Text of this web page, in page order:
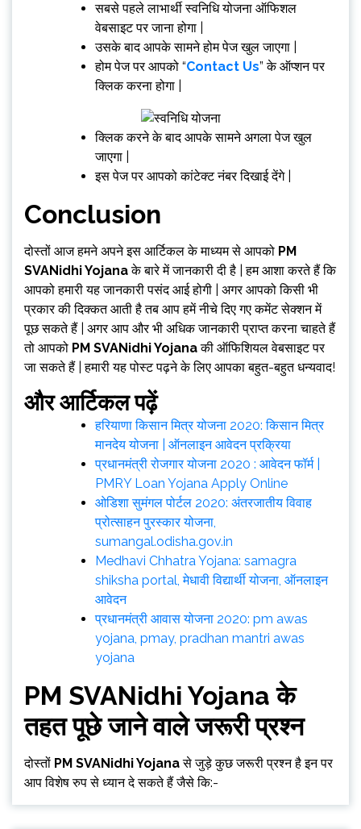
सबसे पहले लाभार्थी स्वनिधि योजना ऑफिशल
वेबसाइट पर जाना होगा |
उसके बाद आपके सामने होम पेज खुल जाएगा |
होम पेज पर आपको “Contact Us” के ऑप्शन पर
क्लिक करना होगा |
क्लिक करने के बाद आपके सामने अगला पेज खुल
जाएगा |
इस पेज पर आपको कांटेक्ट नंबर दिखाई देंगे |
Conclusion
दोस्तों आज हमने अपने इस आर्टिकल के माध्यम से आपको PM
SVANidhi Yojanaके बारे में जानकारी दी है | हम आशा करते हैं कि
आपको हमारी यह जानकारी पसंद आई होगी | अगर आपको किसी भी
प्रकार की दिक्कत आती है तब आप हमें नीचे दिए गए कमेंट सेक्शन में
पूछ सकते हैं | अगर आप और भी अधिक जानकारी प्राप्त करना चाहते हैं
तो आपको PM SVANidhi Yojanaकी ऑफिशियल वेबसाइट पर
जा सकते हैं | हमारी यह पोस्ट पढ़ने के लिए आपका बहुत-बहुत धन्यवाद!
और आर्टिकल पढ़ें
हरियाणा किसान मित्र योजना 2020: किसान मित्र
मानदेय योजना | ऑनलाइन आवेदन प्रक्रिया
प्रधानमंत्री रोजगार योजना 2020 : आवेदन फॉर्म |
PMRY Loan Yojana Apply Online
ओडिशा सुमंगल पोर्टल 2020: अंतरजातीय विवाह
प्रोत्साहन पुरस्कार योजना,
sumangal.odisha.gov.in
Medhavi Chhatra Yojana: samagra
shiksha portal, मेधावी विद्यार्थी योजना, ऑनलाइन
आवेदन
प्रधानमंत्री आवास योजना 2020: pm awas
yojana, pmay, pradhan mantri awas
yojana
PM SVANidhi Yojana के
तहत पूछे जाने वाले जरूरी प्रश्न
दोस्तों PM SVANidhi Yojanaसे जुड़े कुछ जरूरी प्रश्न है इन पर
आप विशेष रुप से ध्यान दे सकते हैं जैसे कि:-